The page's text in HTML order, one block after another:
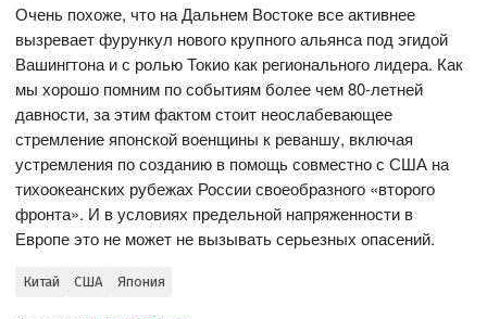
Очень похоже, что на Дальнем Востоке все активнее
вызревает фурункул нового крупного альянса под эгидой
Вашингтона и с ролью Токио как регионального лидера. Как
мы хорошо помним по событиям более чем 80-летней
давности, за этим фактом стоит неослабевающее
стремление японской военщины к реваншу, включая
устремления по созданию в помощь совместно с США на
тихоокеанских рубежах России своеобразного «второго
фронта». И в условиях предельной напряженности в
Европе это не может не вызывать серьезных опасений.
Китай США Япония